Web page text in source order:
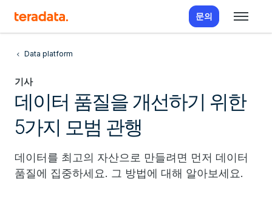
문의
Data platform
기사
데이터 품질을 개선하기 위한
5가지 모범 관행
데이터를 최고의 자산으로 만들려면 먼저 데이터
품질에 집중하세요. 그 방법에 대해 알아보세요.